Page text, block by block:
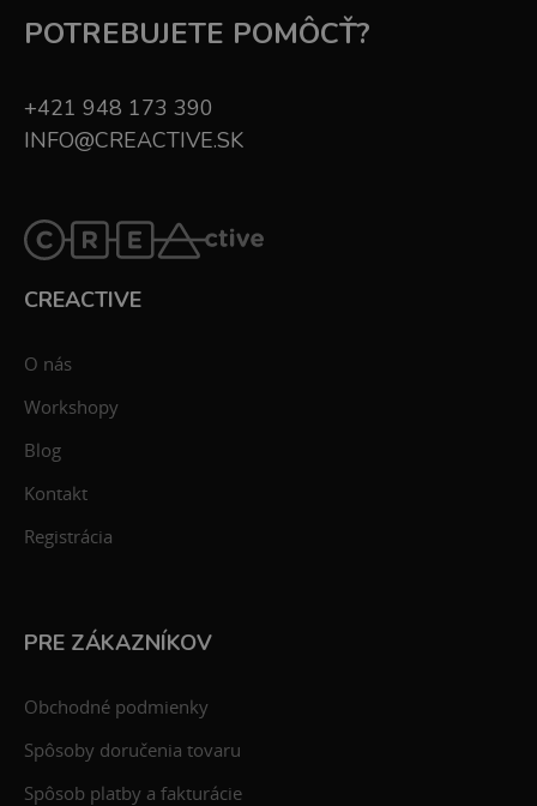
POTREBUJETE POMÔCŤ?
+421 948 173 390
INFO@CREACTIVE.SK
CREACTIVE
O nás
Workshopy
Blog
Kontakt
Registrácia
PRE ZÁKAZNÍKOV
Obchodné podmienky
Spôsoby doručenia tovaru
Spôsob platby a fakturácie